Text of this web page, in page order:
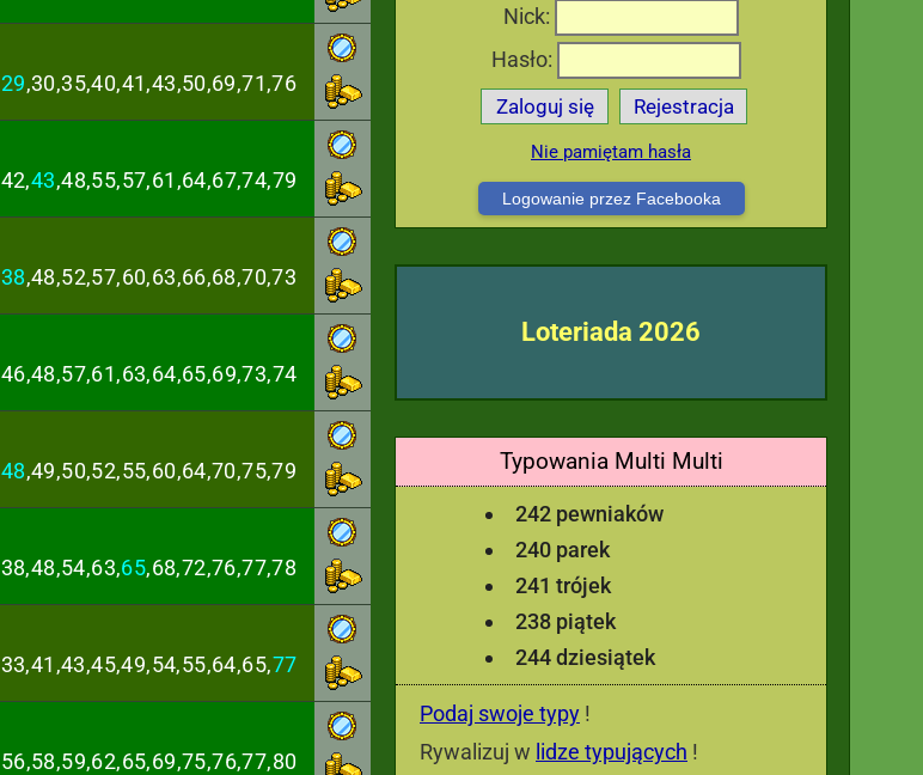
Nick:
Hasło:
Zaloguj się Rejestracja
Nie pamiętam hasła
Logowanie przez Facebooka
Loteriada 2026
Typowania Multi Multi
242 pewniaków
240 parek
241 trójek
238 piątek
244 dziesiątek
Podaj swoje typy !
Rywalizuj w lidze typujących !
29,30,35,40,41,43,50,69,71,76
42,43,48,55,57,61,64,67,74,79
38,48,52,57,60,63,66,68,70,73
46,48,57,61,63,64,65,69,73,74
48,49,50,52,55,60,64,70,75,79
38,48,54,63,65,68,72,76,77,78
33,41,43,45,49,54,55,64,65,77
56,58,59,62,65,69,75,76,77,80